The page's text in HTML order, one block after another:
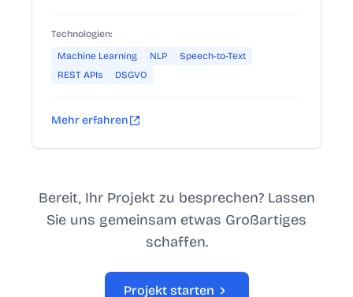
Technologien:
Machine Learning
NLP
Speech-to-Text
REST APIs
DSGVO
Mehr erfahren
Bereit, Ihr Projekt zu besprechen? Lassen
Sie uns gemeinsam etwas Großartiges
schaffen.
Projekt starten